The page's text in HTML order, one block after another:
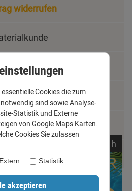
widerrufen
Jobs
Installationshilfen
h
Cookies die zum
sind sowie Analyse-
Statistik und Externe
von Google Maps Karten.
Cookies Sie zulassen
Extern Statistik